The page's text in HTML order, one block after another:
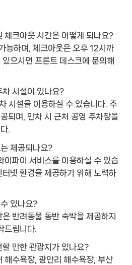
체크아웃 시간은 어떻게 되나요?
능하며, 체크아웃은 오후 12시까
으시면 프론트 데스크에 문의해
차 시설이 있나요?
시설을 이용하실 수 있습니다. 주
되며, 만차 시 근처 공영 주차장을
.
제공되나요?
이파이 서비스를 이용하실 수 있습
넷 환경을 제공하기 위해 노력하
있나요?
반려동물 동반 숙박을 제공하지
드립니다.
만한 관광지가 있나요?
해수욕장, 광안리 해수욕장, 부산